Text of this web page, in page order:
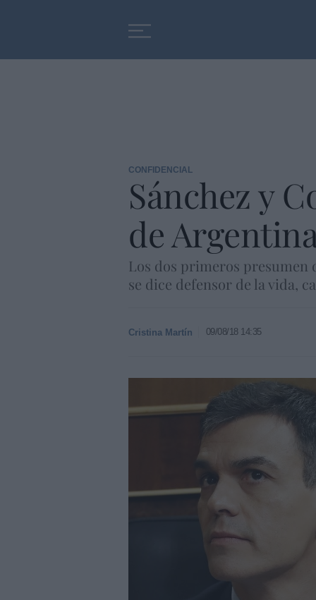
CONFIDENCIAL
Sánchez y
de
Los dos primeros presumen
se dice defensor de la vida,
Cristina Martín 09/08/18 14:35